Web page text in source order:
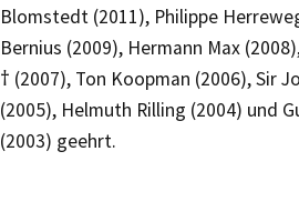
Blomstedt (2011), Philippe
Bernius (2009), Hermann Max
† (2007), Ton Koopman (2006), Sir
(2005), Helmuth Rilling (2004) und
(2003) geehrt.